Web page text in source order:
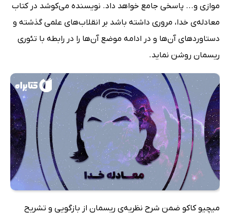
موازی و... پاسخی جامع خواهد داد. نویسنده می‌کوشد در کتاب
معادله‌ی خدا، مروری داشته باشد بر انقلاب‌های علمی گذشته و
دستاوردهای آن‌ها و در ادامه موضع آن‌ها را در رابطه با تئوری
ریسمان روشن نماید.
میچیو کاکو ضمن شرح نظریه‌ی ریسمان از بازگویی و تشریح